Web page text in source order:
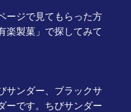
ージで見てもらった方
楽製菓」で探してみて
サンダー、ブラックサ
ーです。ちびサンダー